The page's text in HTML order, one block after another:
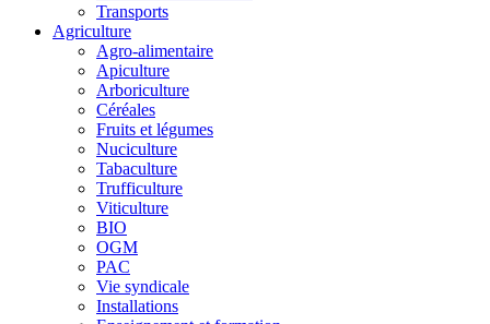
Transports
Agriculture
Agro-alimentaire
Apiculture
Arboriculture
Céréales
Fruits et légumes
Nuciculture
Tabaculture
Trufficulture
Viticulture
BIO
OGM
PAC
Vie syndicale
Installations